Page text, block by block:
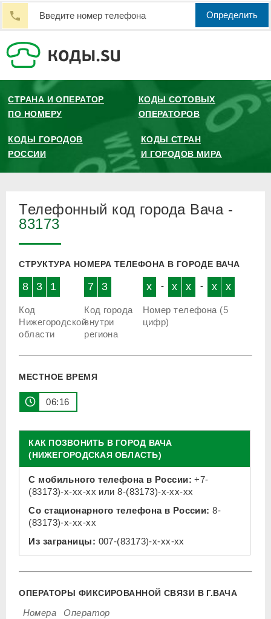
Определить
СТРАНА И ОПЕРАТОР
ПО НОМЕРУ
КОДЫ СОТОВЫХ
ОПЕРАТОРОВ
КОДЫ ГОРОДОВ
РОССИИ
КОДЫ СТРАН
И ГОРОДОВ МИРА
Телефонный код города Вача -
83173
СТРУКТУРА НОМЕРА ТЕЛЕФОНА В ГОРОДЕ ВАЧА
8 3 1
Код
Нижегородской
области
7 3
Код города
внутри
региона
x - x x - x x
Номер телефона (5
цифр)
МЕСТНОЕ ВРЕМЯ
06 16
КАК ПОЗВОНИТЬ В ГОРОД ВАЧА
(НИЖЕГОРОДСКАЯ ОБЛАСТЬ)
С мобильного телефона в России: +7-
(83173)-x-xx-xx или8-(83173)-x-xx-xx
Со стационарного телефона в России: 8-
(83173)-x-xx-xx
Из заграницы: 007-(83173)-x-xx-xx
ОПЕРАТОРЫ ФИКСИРОВАННОЙ СВЯЗИ В Г.ВАЧА
Номера Оператор